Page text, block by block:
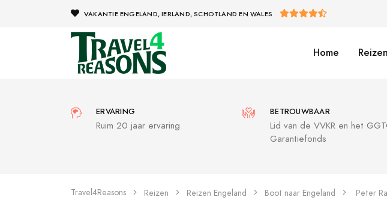
VAKANTIE ENGELAND, IERLAND, SCHOTLAND EN WALES
Home Reizen
ERVARING
Ruim 20 jaar ervaring
BETROUWBAAR
Lid van de VVKR en het
Garantiefonds
Travel4Reasons Reizen Reizen Engeland Boot naar Engeland Peter